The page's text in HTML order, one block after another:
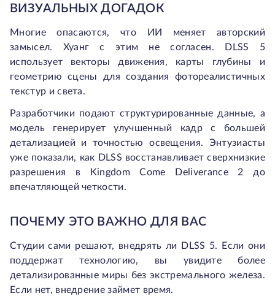
ВИЗУАЛЬНЫХ ДОГАДОК
Многие опасаются, что ИИ меняет авторский
замысел. Хуанг с этим не согласен. DLSS 5
использует векторы движения, карты глубины и
геометрию сцены для создания фотореалистичных
текстур и света.
Разработчики подают структурированные данные, а
модель генерирует улучшенный кадр с большей
детализацией и точностью освещения. Энтузиасты
уже показали, как DLSS восстанавливает сверхнизкие
разрешения в Kingdom Come Deliverance 2 до
впечатляющей четкости.
ПОЧЕМУ ЭТО ВАЖНО ДЛЯ ВАС
Студии сами решают, внедрять ли DLSS 5. Если они
поддержат технологию, вы увидите более
детализированные миры без экстремального железа.
Если нет, внедрение займет время.